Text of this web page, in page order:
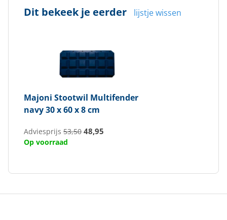
Dit bekeek je eerder lijstje wissen
Majoni Stootwil Multifender
navy 30 x 60 x 8 cm
Adviesprijs 53,50 48,95
Op voorraad